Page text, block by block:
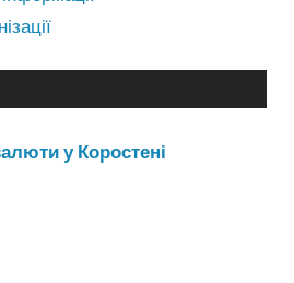
у Коростені